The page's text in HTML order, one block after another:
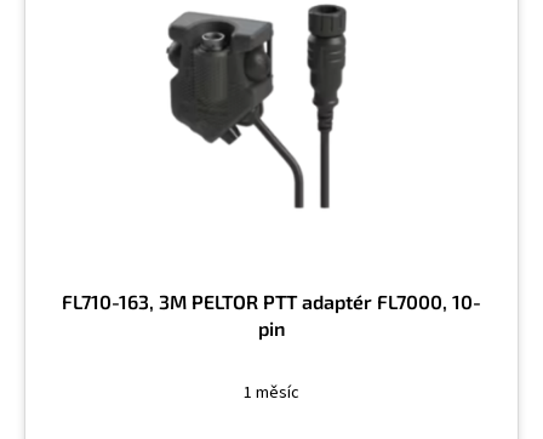
FL710-163, 3M PELTOR PTT adaptér FL7000, 10-
pin
1 měsíc